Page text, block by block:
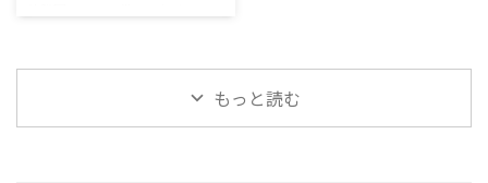
には、逆に使い ...
のタオルがナチュラルな雰囲気 ...
ら、コンパクトというのが条件と
なってきます。ただ、園が指定しもっと読む